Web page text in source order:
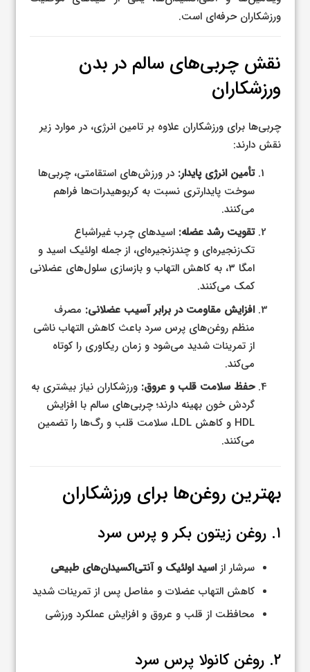
ورزشکاران حرفه‌ای است.
نقش چربی‌های سالم در بدن
ورزشکاران
چربی‌ها برای ورزشکاران علاوه بر تامین انرژی، در موارد زیر
نقش دارند:
تأمین انرژی پایدار: در ورزش‌های استقامتی، چربی‌ها
سوخت پایدارتری نسبت به کربوهیدرات‌ها فراهم
می‌کنند.
تقویت رشد عضله: اسیدهای چرب غیراشباع
تک‌زنجیره‌ای و چندزنجیره‌ای، از جمله اولئیک اسید و
امگا ۳، به کاهش التهاب و بازسازی سلول‌های عضلانی
کمک می‌کنند.
افزایش مقاومت در برابر آسیب عضلانی: مصرف
منظم روغن‌های پرس سرد باعث کاهش التهاب ناشی
از تمرینات شدید می‌شود و زمان ریکاوری را کوتاه
می‌کند.
حفظ سلامت قلب و عروق: ورزشکاران نیاز بیشتری به
گردش خون بهینه دارند؛ چربی‌های سالم با افزایش
HDL و کاهش LDL، سلامت قلب و رگ‌ها را تضمین
می‌کنند.
بهترین روغن‌ها برای ورزشکاران
۱. روغن زیتون بکر و پرس سرد
سرشار ازاسید اولئیک و آنتی‌اکسیدان‌های طبیعی
کاهش التهاب عضلات و مفاصل پس از تمرینات شدید
محافظت از قلب و عروق و افزایش عملکرد ورزشی
۲. روغن کانولا پرس سرد